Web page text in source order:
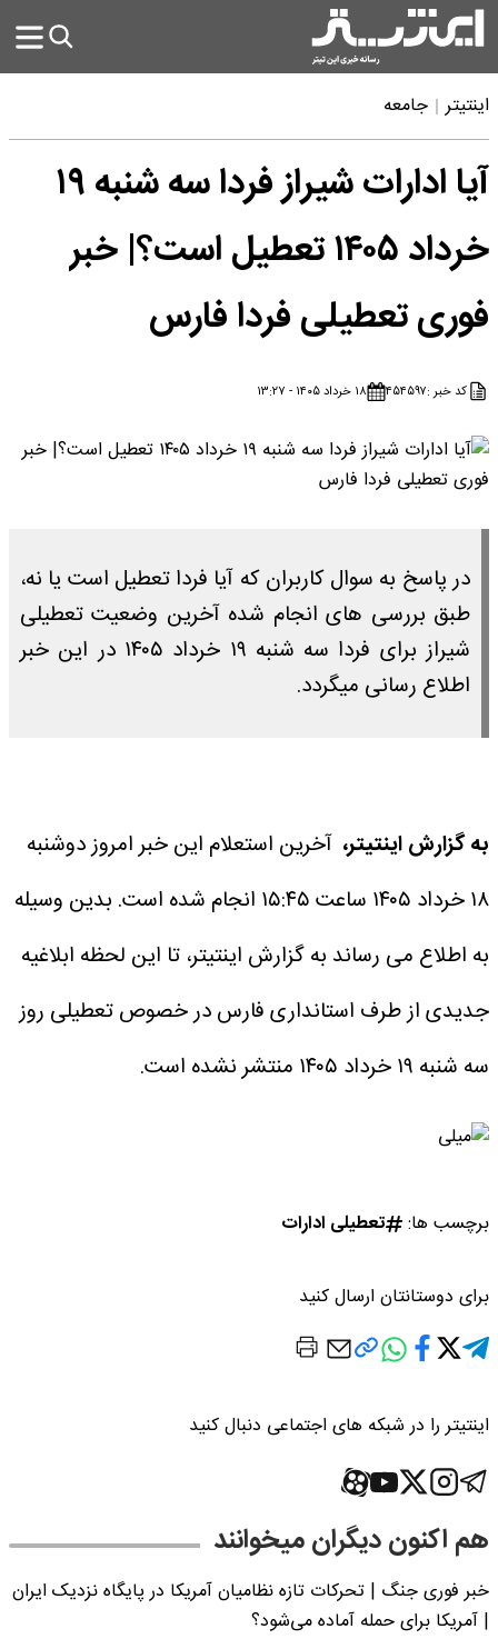
اینتیتر جامعه
آیا ادارات شیراز فردا سه شنبه ۱۹
خرداد ۱۴۰۵ تعطیل است؟| خبر
فوری تعطیلی فردا فارس
کد خبر :۴۵۴۵۹۷ ۱۸ خرداد ۱۴۰۵ - ۱۳:۲۷
در پاسخ به سوال کاربران که آیا فردا تعطیل است یا نه،
طبق بررسی های انجام شده آخرین وضعیت تعطیلی
شیراز برای فردا سه شنبه ۱۹ خرداد ۱۴۰۵ در این خبر
اطلاع رسانی میگردد.
به گزارش اینتیتر، آخرین استعلام این خبر امروز دوشنبه
۱۸ خرداد ۱۴۰۵ ساعت ۱۵:۴۵ انجام شده است.
بدین وسیله
به اطلاع می رساند به گزارش اینتیتر، تا این لحظه ابلاغیه
جدیدی از طرف استانداری فارس در خصوص تعطیلی روز
سه شنبه ۱۹ خرداد ۱۴۰۵ منتشر نشده است.
برچسب ها: تعطیلی ادارات
برای دوستانتان ارسال کنید
اینتیتر را در شبکه های اجتماعی دنبال کنید
هم اکنون دیگران میخوانند
خبر فوری جنگ | تحرکات تازه نظامیان آمریکا در پایگاه نزدیک ایران
| آمریکا برای حمله آماده می‌شود؟